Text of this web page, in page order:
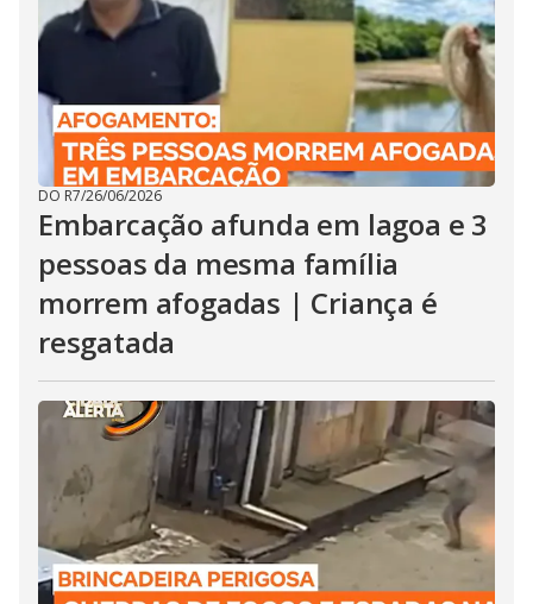
DO R7/26/06/2026
Embarcação afunda em lagoa e 3
pessoas da mesma família
morrem afogadas | Criança é
resgatada